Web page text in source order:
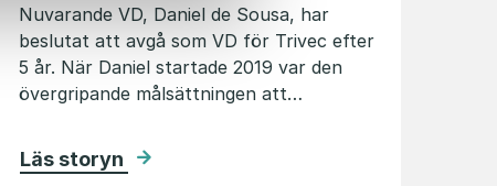
Nuvarande VD, Daniel de Sousa, har
beslutat att avgå som VD för Trivec efter
5 år. När Daniel startade 2019 var den
övergripande målsättningen att…
Läs storyn